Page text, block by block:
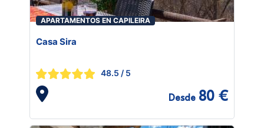
APARTAMENTOS EN CAPILEIRA
Casa Sira
48.5 / 5
Desde 80 €